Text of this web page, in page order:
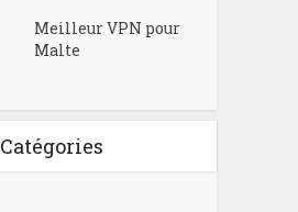
Meilleur VPN pour
Malte
Catégories